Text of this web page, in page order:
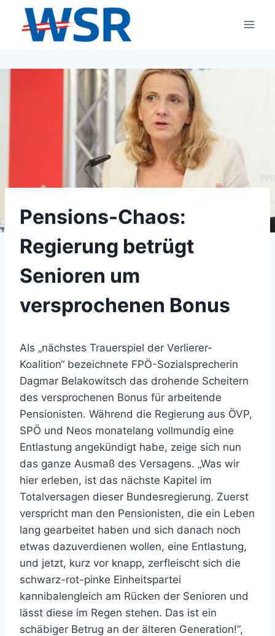
Inhalt
springen
Pensions-Chaos:
Regierung betrügt
Senioren um
versprochenen Bonus
Als „nächstes Trauerspiel der Verlierer-
Koalition“ bezeichnete FPÖ-Sozialsprecherin
Dagmar Belakowitsch das drohende Scheitern
des versprochenen Bonus für arbeitende
Pensionisten. Während die Regierung aus ÖVP,
SPÖ und Neos monatelang vollmundig eine
Entlastung angekündigt habe, zeige sich nun
das ganze Ausmaß des Versagens. „Was wir
hier erleben, ist das nächste Kapitel im
Totalversagen dieser Bundesregierung. Zuerst
verspricht man den Pensionisten, die ein Leben
lang gearbeitet haben und sich danach noch
etwas dazuverdienen wollen, eine Entlastung,
und jetzt, kurz vor knapp, zerfleischt sich die
schwarz-rot-pinke Einheitspartei
kannibalengleich am Rücken der Senioren und
lässt diese im Regen stehen. Das ist ein
schäbiger Betrug an der älteren Generation!“,